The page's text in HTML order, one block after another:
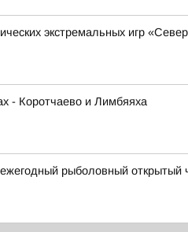
экстремальных игр
- Коротчаево и Лимбяяха
рыболовный открытый